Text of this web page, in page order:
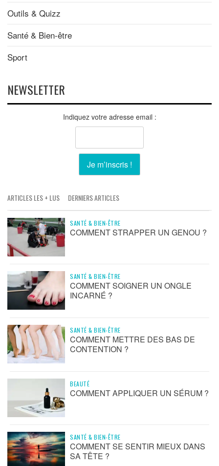
Outils & Quizz
Santé & Bien-être
Sport
NEWSLETTER
Indiquez votre adresse email :
ARTICLES LES + LUS DERNIERS ARTICLES
SANTÉ & BIEN-ÊTRE
COMMENT STRAPPER UN GENOU ?
SANTÉ & BIEN-ÊTRE
COMMENT SOIGNER UN ONGLE
INCARNÉ ?
SANTÉ & BIEN-ÊTRE
COMMENT METTRE DES BAS DE
CONTENTION ?
BEAUTÉ
COMMENT APPLIQUER UN SÉRUM ?
SANTÉ & BIEN-ÊTRE
COMMENT SE SENTIR MIEUX DANS
SA TÊTE ?